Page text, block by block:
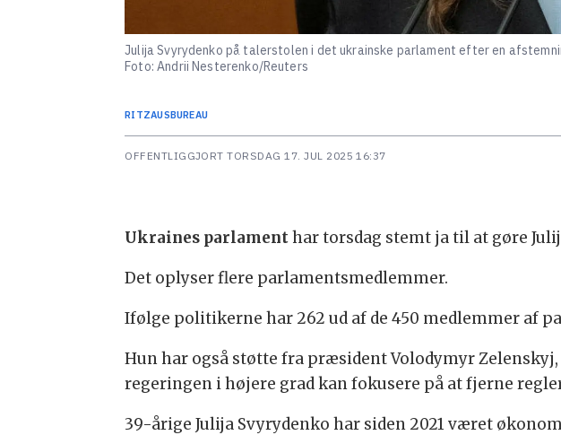
Julija Svyrydenko på talerstolen i det ukrainske parlament efter en
Foto: Andrii Nesterenko/Reuters
RITZAUSBUREAU
OFFENTLIGGJORT TORSDAG 17. JUL 2025 16:37
Ukraines parlamenthar torsdag stemt ja til at gøre
Det oplyser flere parlamentsmedlemmer.
Ifølge politikerne har 262 ud af de 450 medlemmer af
Hun har også støtte fra præsident Volodymyr
regeringen i højere grad kan fokusere på at fjerne
39-årige Julija Svyrydenko har siden 2021 været